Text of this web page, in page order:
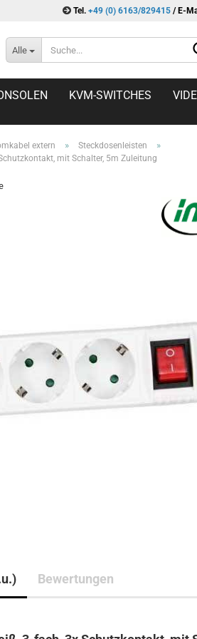
Tel. +49 (0) 6163/829415 / E-
Alle
KVM-SWITCHES
extern » Steckdosenleisten »
mit Schalter, 5m Zuleitung
Bewertungen